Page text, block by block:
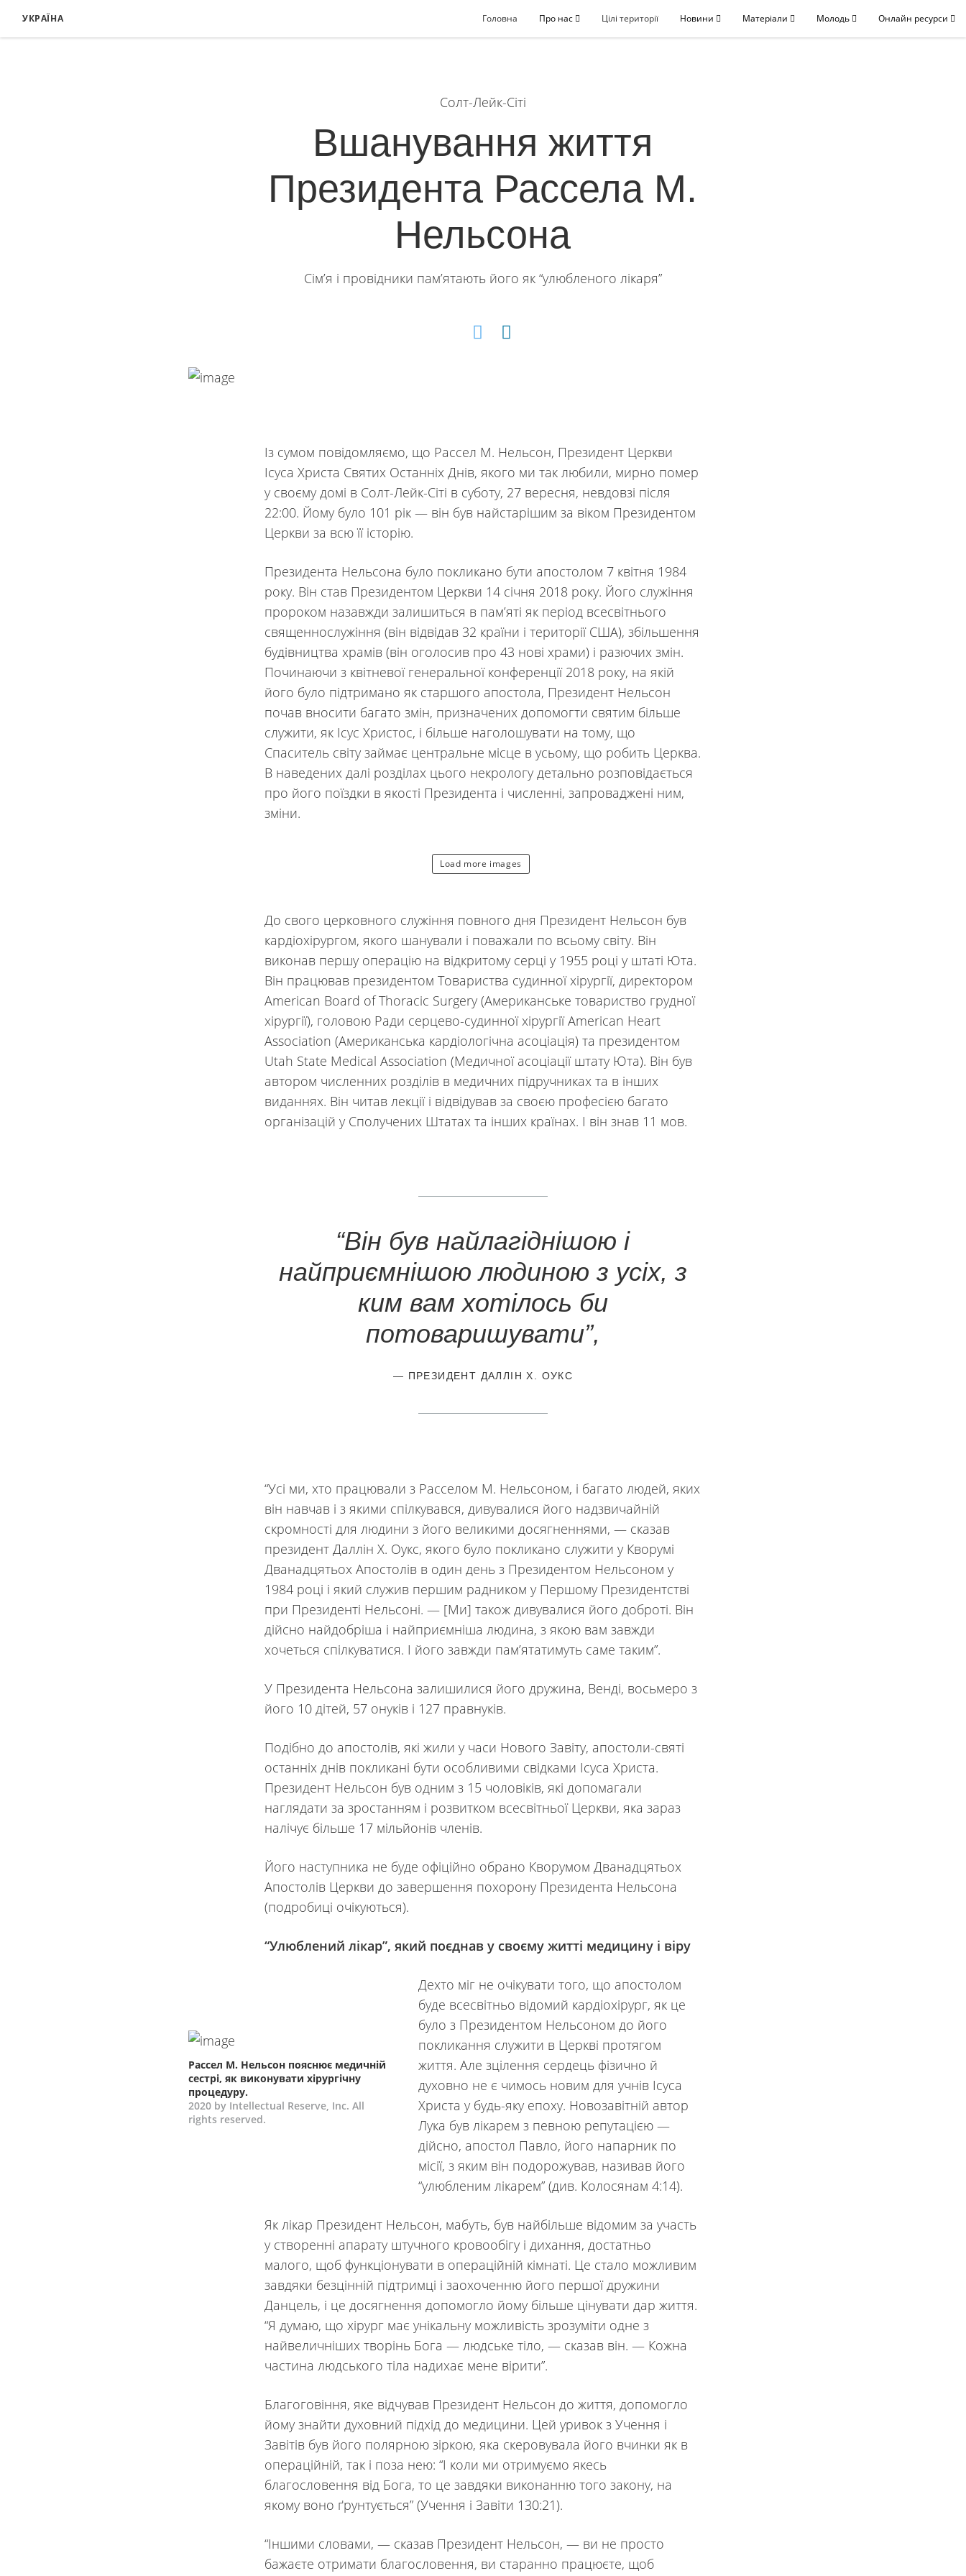
УКРАЇНА Головна Про нас Цілі території Новини Матеріали Молодь Онлайн ресурси
Солт-Лейк-Сіті
Вшанування життя
Президента Рассела М.
Нельсона
Сім’я і провідники пам’ятають його як “улюбленого лікаря”
Із сумом повідомляємо, що Рассел М. Нельсон, Президент Церкви
Ісуса Христа Святих Останніх Днів, якого ми так любили, мирно помер
у своєму домі в Солт-Лейк-Сіті в суботу, 27 вересня, невдовзі після
22:00. Йому було 101 рік — він був найстарішим за віком Президентом
Церкви за всю її історію.
Президента Нельсона було покликано бути апостолом 7 квітня 1984
року. Він став Президентом Церкви 14 січня 2018 року. Його служіння
пророком назавжди залишиться в пам’яті як період всесвітнього
священнослужіння (він відвідав 32 країни і території США), збільшення
будівництва храмів (він оголосив про 43 нові храми) і разючих змін.
Починаючи з квітневої генеральної конференції 2018 року, на якій
його було підтримано як старшого апостола, Президент Нельсон
почав вносити багато змін, призначених допомогти святим більше
служити, як Ісус Христос, і більше наголошувати на тому, що
Спаситель світу займає центральне місце в усьому, що робить Церква.
В наведених далі розділах цього некрологу детально розповідається
про його поїздки в якості Президента і численні, запроваджені ним,
зміни.
Load more images
До свого церковного служіння повного дня Президент Нельсон був
кардіохірургом, якого шанували і поважали по всьому світу. Він
виконав першу операцію на відкритому серці у 1955 році у штаті Юта.
Він працював президентом Товариства судинної хірургії, директором
American Board of Thoracic Surgery (Американське товариство грудної
хірургії), головою Ради серцево-судинної хірургії American Heart
Association (Американська кардіологічна асоціація) та президентом
Utah State Medical Association (Медичної асоціації штату Юта). Він був
автором численних розділів в медичних підручниках та в інших
виданнях. Він читав лекції і відвідував за своєю професією багато
організацій у Сполучених Штатах та інших країнах. І він знав 11 мов.
“Він був найлагіднішою і
найприємнішою людиною з усіх, з
ким вам хотілось би
потоваришувати”,
— ПРЕЗИДЕНТ ДАЛЛІН Х. ОУКС
“Усі ми, хто працювали з Расселом М. Нельсоном, і багато людей, яких
він навчав і з якими спілкувався, дивувалися його надзвичайній
скромності для людини з його великими досягненнями, — сказав
президент Даллін Х. Оукс, якого було покликано служити у Кворумі
Дванадцятьох Апостолів в один день з Президентом Нельсоном у
1984 році і який служив першим радником у Першому Президентстві
при Президенті Нельсоні. — [Ми] також дивувалися його доброті. Він
дійсно найдобріша і найприємніша людина, з якою вам завжди
хочеться спілкуватися. І його завжди пам’ятатимуть саме таким”.
У Президента Нельсона залишилися його дружина, Венді, восьмеро з
його 10 дітей, 57 онуків і 127 правнуків.
Подібно до апостолів, які жили у часи Нового Завіту, апостоли-святі
останніх днів покликані бути особливими свідками Ісуса Христа.
Президент Нельсон був одним з 15 чоловіків, які допомагали
наглядати за зростанням і розвитком всесвітньої Церкви, яка зараз
налічує більше 17 мільйонів членів.
Його наступника не буде офіційно обрано Кворумом Дванадцятьох
Апостолів Церкви до завершення похорону Президента Нельсона
(подробиці очікуються).
“Улюблений лікар”, який поєднав у своєму житті медицину і віру
Рассел М. Нельсон пояснює медичній
сестрі, як виконувати хірургічну
процедуру.
2020 by Intellectual Reserve, Inc. All
rights reserved.
Дехто міг не очікувати того, що апостолом
буде всесвітньо відомий кардіохірург, як це
було з Президентом Нельсоном до його
покликання служити в Церкві протягом
життя. Але зцілення сердець фізично й
духовно не є чимось новим для учнів Ісуса
Христа у будь-яку епоху. Новозавітній автор
Лука був лікарем з певною репутацією —
дійсно, апостол Павло, його напарник по
місії, з яким він подорожував, називав його
“улюбленим лікарем” (див. Колосянам 4:14).
Як лікар Президент Нельсон, мабуть, був найбільше відомим за участь
у створенні апарату штучного кровообігу і дихання, достатньо
малого, щоб функціонувати в операційній кімнаті. Це стало можливим
завдяки безцінній підтримці і заохоченню його першої дружини
Данцель, і це досягнення допомогло йому більше цінувати дар життя.
“Я думаю, що хірург має унікальну можливість зрозуміти одне з
найвеличніших творінь Бога — людське тіло, — сказав він. — Кожна
частина людського тіла надихає мене вірити”.
Благоговіння, яке відчував Президент Нельсон до життя, допомогло
йому знайти духовний підхід до медицини. Цей уривок з Учення і
Завітів був його полярною зіркою, яка скеровувала його вчинки як в
операційній, так і поза нею: “І коли ми отримуємо якесь
благословення від Бога, то це завдяки виконанню того закону, на
якому воно ґрунтується” (Учення і Завіти 130:21).
“Іншими словами, — сказав Президент Нельсон, — ви не просто
бажаєте отримати благословення, ви старанно працюєте, щоб